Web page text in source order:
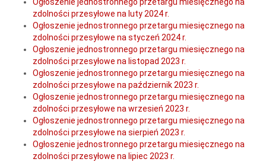
zdolności przesyłowe na luty 2024 r.
Ogłoszenie jednostronnego przetargu miesięcznego na
zdolności przesyłowe na styczeń 2024 r.
Ogłoszenie jednostronnego przetargu miesięcznego na
zdolności przesyłowe na listopad 2023 r.
Ogłoszenie jednostronnego przetargu miesięcznego na
zdolności przesyłowe na październik 2023 r.
Ogłoszenie jednostronnego przetargu miesięcznego na
zdolności przesyłowe na wrzesień 2023 r.
Ogłoszenie jednostronnego przetargu miesięcznego na
zdolności przesyłowe na sierpień 2023 r.
Ogłoszenie jednostronnego przetargu miesięcznego na
zdolności przesyłowe na lipiec 2023 r.